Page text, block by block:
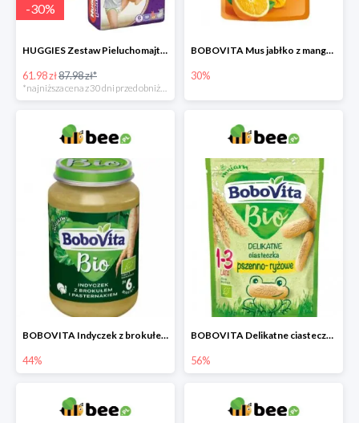
-30%
HUGGIES Zestaw Pieluchomajtki Jumbo 6 Uni ND High PANTS (15-25 kg) 2 x 30 szt. -30%
61.98 zł87.98 zł*
*najniższa cena z 30 dni przed obniżką
BOBOVITA Mus jabłko z mango i pomarańczą
30%
BOBOVITA Indyczek z brokułem i pasternakiem
44%
BOBOVITA Delikatne ciasteczka pszenno-ryżowe
56%